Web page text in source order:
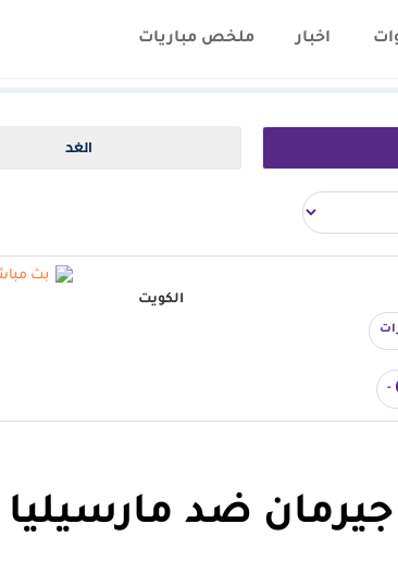
اخبار ملخص مباريات
الغد
-
الكويت
ضد مارسيليا